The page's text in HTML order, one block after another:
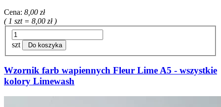
Cena: 8,00 zł
( 1 szt = 8,00 zł )
szt Do koszyka
Wzornik farb wapiennych Fleur Lime A5 - wszystkie
kolory Limewash